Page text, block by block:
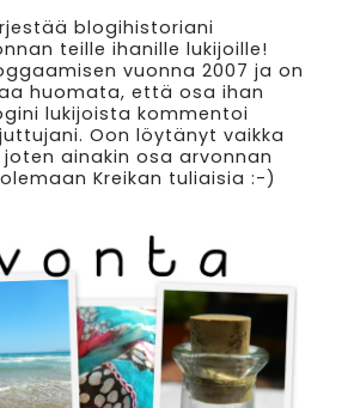
blogihistoriani
teille ihanille lukijoille!
vuonna 2007 ja on
huomata, että osa ihan
lukijoista kommentoi
Oon löytänyt vaikka
ainakin osa arvonnan
Kreikan tuliaisia :-)